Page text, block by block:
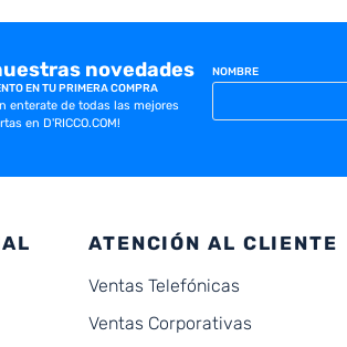
novedades
EN TU PRIMERA COMPRA
enterate de todas las mejores
en D'RICCO.COM!
NOMBRE
ATENCIÓN AL CLIENTE
Ventas Telefónicas
Ventas Corporativas